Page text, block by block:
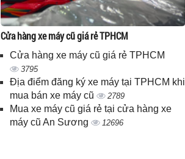
Cửa hàng xe máy cũ giá rẻ TPHCM
Cửa hàng xe máy cũ giá rẻ TPHCM
3795
Địa điểm đăng ký xe máy tại TPHCM khi
mua bán xe máy cũ
2789
Mua xe máy cũ giá rẻ tại cửa hàng xe
máy cũ An Sương
12696